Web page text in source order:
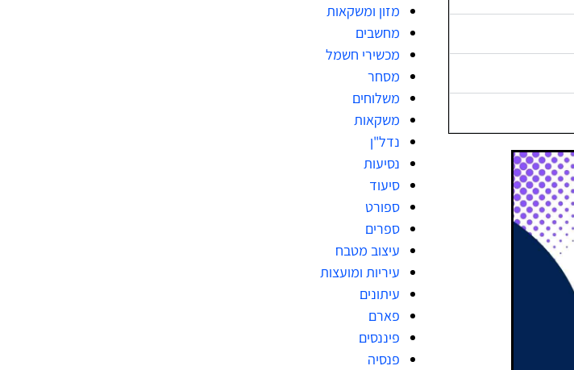
מזון ומשקאות
מחשבים
מכשירי חשמל
מסחר
משלוחים
משקאות
נדל"ן
נסיעות
סיעוד
ספורט
ספרים
עיצוב מטבח
עיריות ומועצות
עיתונים
פארם
פיננסים
פנסיה